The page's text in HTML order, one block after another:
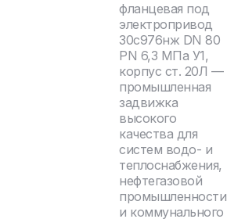
фланцевая под
электропривод
30с976нж DN 80
PN 6,3 МПа У1,
корпус ст. 20Л —
промышленная
задвижка
высокого
качества для
систем водо- и
теплоснабжения,
нефтегазовой
промышленности
и коммунального